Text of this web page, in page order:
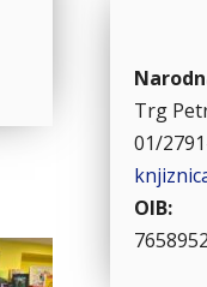
Trg
01/
OIB: